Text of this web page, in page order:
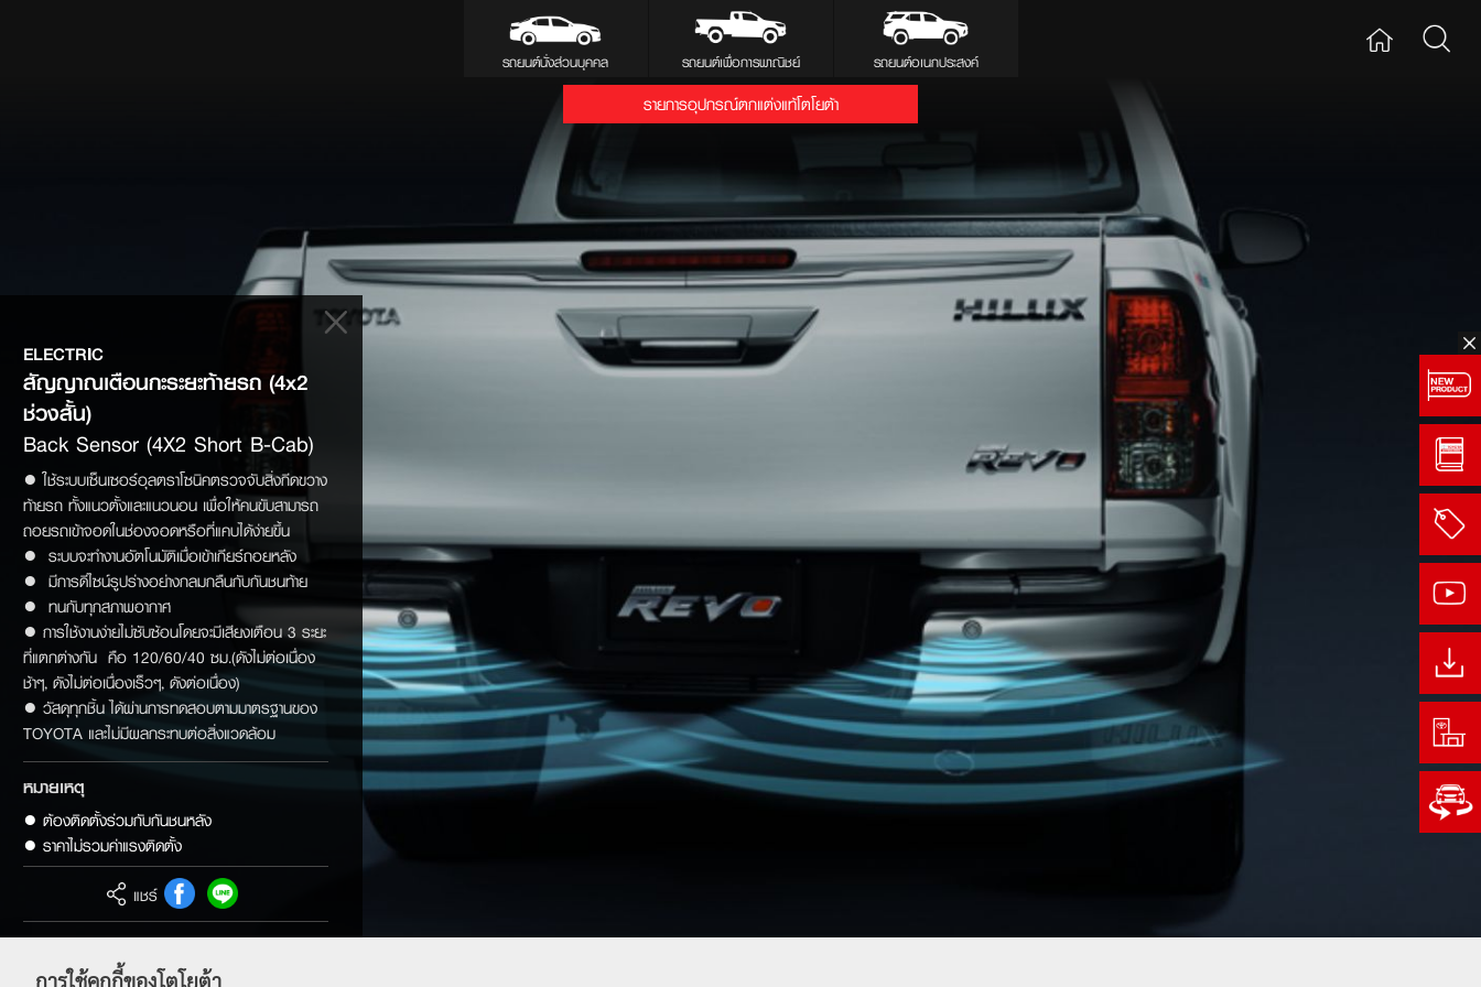
รถยนต์นั่งส่วนบุคคล รถยนต์เพื่อการพาณิชย์ รถยนต์อเนกประสงค์
รายการอุปกรณ์ตกแต่งแท้โตโยต้า
ELECTRIC
สัญญาณเตือนกะระยะท้ายรถ (4x2
ช่วงสั้น)
Back Sensor (4X2 Short B-Cab)
● ใช้ระบบเซ็นเซอร์อุลตราโซนิคตรวจจับสิ่งกีดขวาง
ท้ายรถ ทั้งแนวตั้งและแนวนอน เพื่อให้คนขับสามารถ
ถอยรถเข้าจอดในช่องจอดหรือที่แคบได้ง่ายขึ้น
● ระบบจะทำงานอัตโนมัติเมื่อเข้าเกียร์ถอยหลัง
● มีการดีไซน์รูปร่างอย่างกลมกลืนกับกันชนท้าย
● ทนกับทุกสภาพอากาศ
● การใช้งานง่ายไม่ซับซ้อนโดยจะมีเสียงเตือน 3 ระยะ
ที่แตกต่างกัน คือ 120/60/40 ซม.(ดังไม่ต่อเนื่อง
ช้าๆ, ดังไม่ต่อเนื่องเร็วๆ, ดังต่อเนื่อง)
● วัสดุทุกชิ้น ได้ผ่านการทดสอบตามมาตรฐานของ
TOYOTA และไม่มีผลกระทบต่อสิ่งแวดล้อม
หมายเหตุ
● ต้องติดตั้งร่วมกับกันชนหลัง
● ราคาไม่รวมค่าแรงติดตั้ง
แชร์
รหัสสินค้า
PC507-0K015
การใช้คุกกี้ของโตโยต้า